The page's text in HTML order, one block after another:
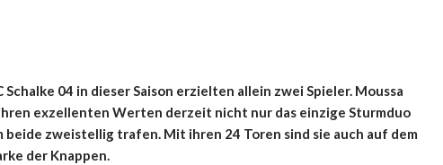
04 in dieser Saison erzielten allein zwei Spieler. Moussa
exzellenten Werten derzeit nicht nur das einzige Sturmduo
beide zweistellig trafen. Mit ihren 24 Toren sind sie auch auf dem
der Knappen.